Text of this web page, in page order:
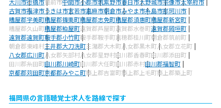
大川市行橋市豊前市中間市小郡市筑紫野市春日市大野城市宗像市太宰府市
古賀市福津市うきは市宮若市嘉麻市朝倉市みやま市糸島市那珂川市
糟屋郡宇美町糟屋郡篠栗町糟屋郡志免町糟屋郡須惠町糟屋郡新宮町
糟屋郡久山町糟屋郡粕屋町遠賀郡芦屋町遠賀郡水巻町遠賀郡岡垣町
遠賀郡遠賀町鞍手郡小竹町鞍手郡鞍手町嘉穂郡桂川町朝倉郡筑前町
朝倉郡東峰村三井郡大刀洗町三潴郡大木町八女郡黒木町八女郡立花町
八女郡広川町八女郡矢部村八女郡星野村田川郡香春町田川郡添田町
田川郡糸田町田川郡川崎町田川郡大任町田川郡赤村田川郡福智町
京都郡苅田町京都郡みやこ町築上郡吉富町築上郡上毛町築上郡築上町
福岡県の言語聴覚士求人を路線で探す